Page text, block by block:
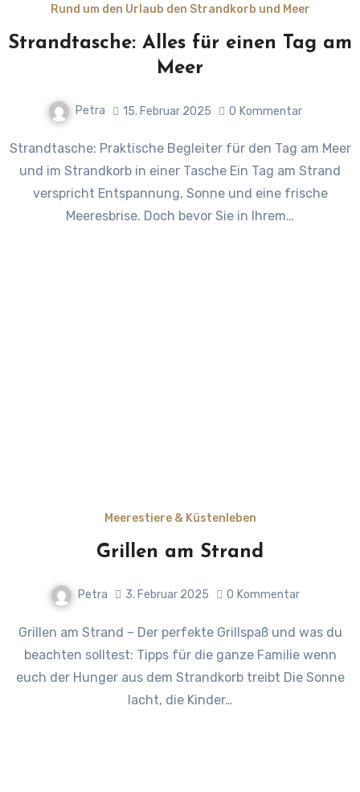
Rund um den Urlaub den Strandkorb und Meer
Strandtasche: Alles für einen Tag am
Meer
Petra 15. Februar 2025 0 Kommentar
Strandtasche: Praktische Begleiter für den Tag am Meer
und im Strandkorb in einer Tasche Ein Tag am Strand
verspricht Entspannung, Sonne und eine frische
Meeresbrise. Doch bevor Sie in Ihrem…
Meerestiere & Küstenleben
Grillen am Strand
Petra 3. Februar 2025 0 Kommentar
Grillen am Strand – Der perfekte Grillspaß und was du
beachten solltest: Tipps für die ganze Familie wenn
euch der Hunger aus dem Strandkorb treibt Die Sonne
lacht, die Kinder…